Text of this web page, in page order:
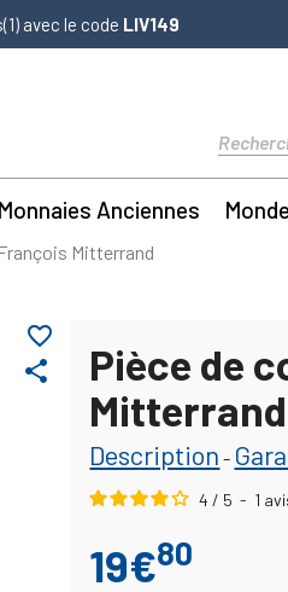
avec le code LIV149
Monnaies Anciennes Monde
Mitterrand
share
favorite_border
Pièce de
Mitterrand
Description -
4 / 5 - 1
19€80